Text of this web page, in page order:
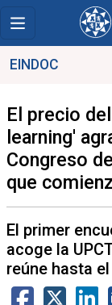
EINDOC
El precio
learning'
Congreso
que
El primer
acoge la
reúne hasta